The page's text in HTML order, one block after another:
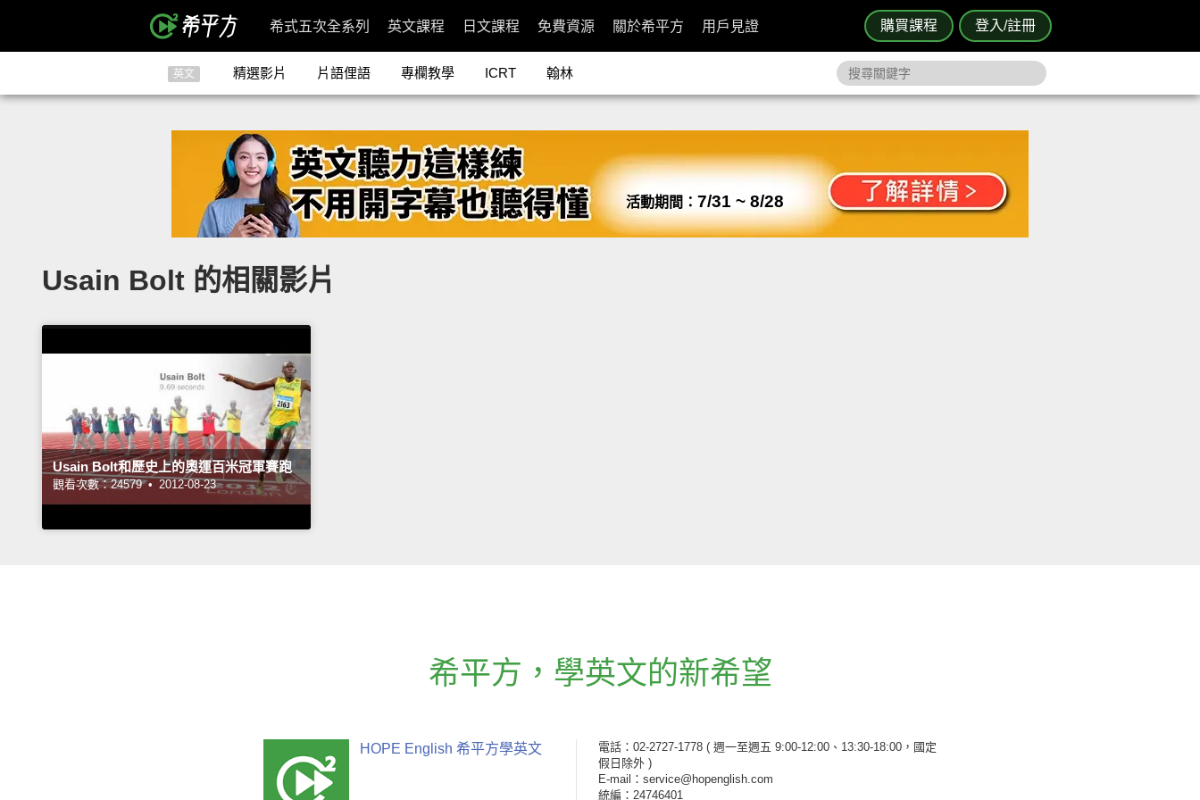
購買課程 登入/註冊
希式五次全系列 英文課程 日文課程 免費資源 關於希平方 用戶見證
英文 精選影片 片語俚語 專欄教學 ICRT 翰林
活動期間： 7/31 ~ 8/28
Usain Bolt 的相關影片
Usain Bolt和歷史上的奧運百米冠軍賽跑
觀看次數：24579 • 2012-08-23
希平方 ， 學英文的新希望
HOPE English 希平方學英文 電話：02-2727-1778 ( 週一至週五 9:00-12:00、13:30-18:00，國定
假日除外 )
E-mail：service@hopenglish.com
統編：24746401